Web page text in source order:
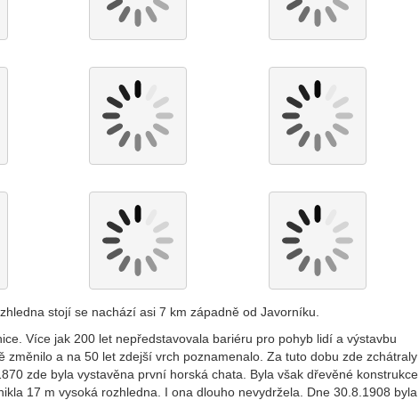
stojí se nachází asi 7 km západně od Javorníku.
Více jak 200 let nepředstavovala bariéru pro pohyb lidí a výstavbu
změnilo a na 50 let zdejší vrch poznamenalo. Za tuto dobu zde zchátraly
zde byla vystavěna první horská chata. Byla však dřevěné konstrukce
17 m vysoká rozhledna. I ona dlouho nevydržela. Dne 30.8.1908 byla